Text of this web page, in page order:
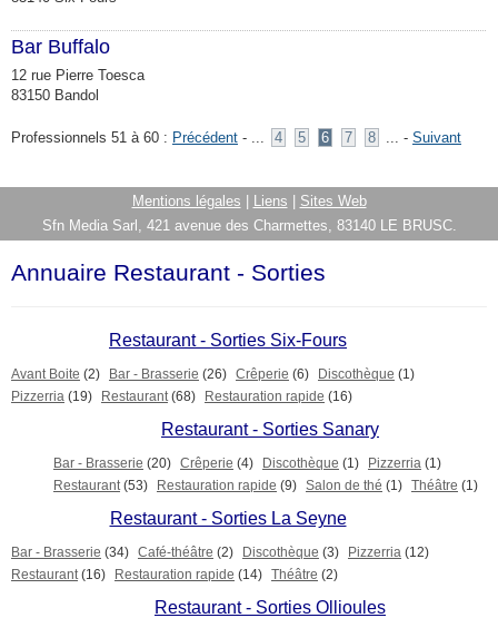
Bar Buffalo
12 rue Pierre Toesca
83150 Bandol
Professionnels 51 à 60 : Précédent - ... 4 5 6 7 8 ... - Suivant
Mentions légales Liens
Sites Web
Sfn Media Sarl, 421 avenue des Charmettes, 83140 LE BRUSC.
Annuaire Restaurant - Sorties
Restaurant - Sorties Six-Fours
Avant Boite (2) Bar - Brasserie (26) Crêperie (6) Discothèque (1)
Pizzerria (19) Restaurant (68) Restauration rapide (16)
Restaurant - Sorties Sanary
Bar - Brasserie (20) Crêperie (4) Discothèque (1) Pizzerria (1)
Restaurant (53) Restauration rapide (9) Salon de thé (1) Théâtre (1)
Restaurant - Sorties La Seyne
Bar - Brasserie (34) Café-théâtre (2) Discothèque (3) Pizzerria (12)
Restaurant (16) Restauration rapide (14) Théâtre (2)
Restaurant - Sorties Ollioules